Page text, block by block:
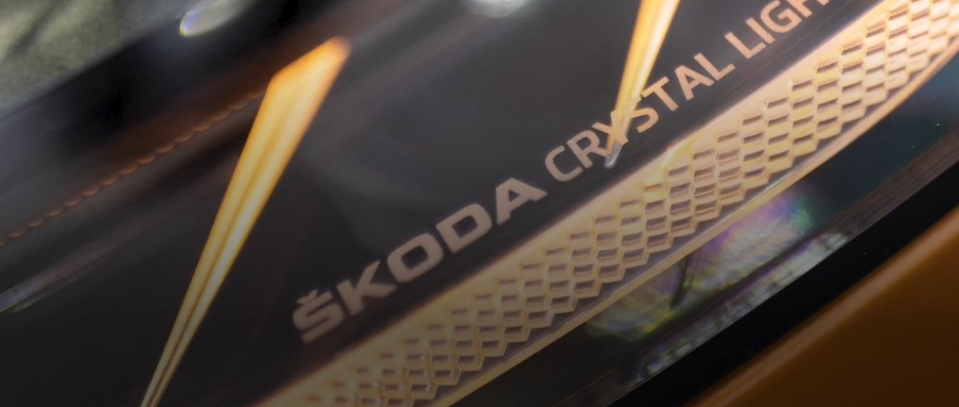
MEIDÄN ŠKODAMME VASTUULLISUUS ŠKODA 130 VUOTTA
ŠKODA MEDIASSA
SPONSOROINTI &
KLASSIKOT RALLI
Mallit
OCTAVIA SCALA KAMIQ
KAROQ KODIAQ